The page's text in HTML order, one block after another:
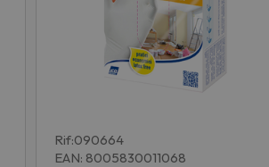
Rif:090664
EAN: 8005830011068